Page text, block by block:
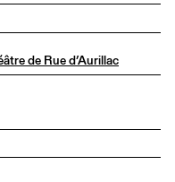
de Rue d’Aurillac